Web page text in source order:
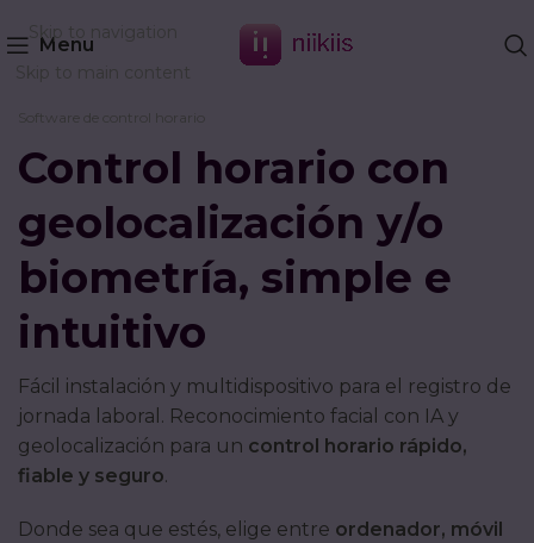
Skip to navigation
Skip to main content
Menu
Software de control horario
Control horario con
geolocalización y/o
biometría, simple e
intuitivo
Fácil instalación y multidispositivo para el registro de
jornada laboral. Reconocimiento facial con IA y
geolocalización para un control horario rápido,
fiable y seguro.
Donde sea que estés, elige entre ordenador, móvil